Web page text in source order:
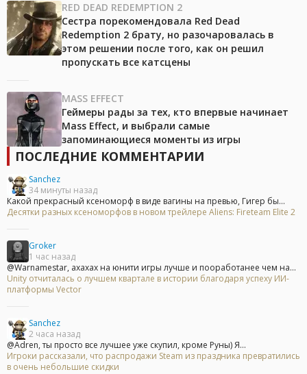
RED DEAD REDEMPTION 2
Сестра порекомендовала Red Dead
Redemption 2 брату, но разочаровалась в
этом решении после того, как он решил
пропускать все катсцены
MASS EFFECT
Геймеры рады за тех, кто впервые начинает
Mass Effect, и выбрали самые
запоминающиеся моменты из игры
ПОСЛЕДНИЕ КОММЕНТАРИИ
Sanchez
34 минуты назад
Какой прекрасный ксеноморф в виде вагины на превью, Гигер бы...
Десятки разных ксеноморфов в новом трейлере Aliens: Fireteam Elite 2
Groker
1 час назад
@Warnamestar, ахахах на юнити игры лучше и пооработанее чем на...
Unity отчиталась о лучшем квартале в истории благодаря успеху ИИ-
платформы Vector
Sanchez
2 часа назад
@Adren, ты просто все лучшее уже скупил, кроме Руны) Я...
Игроки рассказали, что распродажи Steam из праздника превратились
в очень небольшие скидки